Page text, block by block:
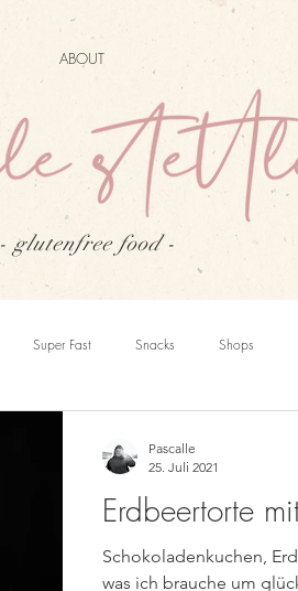
ABOUT
- glutenfree food-
Super Fast Snacks Shops
Erdbeertorte
Schokoladenkuchen,
was ich brauche um
Pascalle
25. Juli 2021